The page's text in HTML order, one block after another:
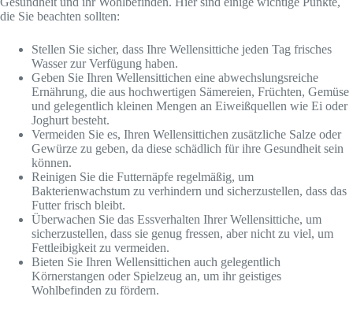
die Sie beachten sollten:
Stellen Sie sicher, dass Ihre Wellensittiche jeden Tag frisches
Wasser zur Verfügung haben.
Geben Sie Ihren Wellensittichen eine abwechslungsreiche
Ernährung, die aus hochwertigen Sämereien, Früchten, Gemüse
und gelegentlich kleinen Mengen an Eiweißquellen wie Ei oder
Joghurt besteht.
Vermeiden Sie es, Ihren Wellensittichen zusätzliche Salze oder
Gewürze zu geben, da diese schädlich für ihre Gesundheit sein
können.
Reinigen Sie die Futternäpfe regelmäßig, um
Bakterienwachstum zu verhindern und sicherzustellen, dass das
Futter frisch bleibt.
Überwachen Sie das Essverhalten Ihrer Wellensittiche, um
sicherzustellen, dass sie genug fressen, aber nicht zu viel, um
Fettleibigkeit zu vermeiden.
Bieten Sie Ihren Wellensittichen auch gelegentlich
Körnerstangen oder Spielzeug an, um ihr geistiges
Wohlbefinden zu fördern.